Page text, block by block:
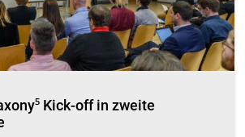
Kick-off in zweite